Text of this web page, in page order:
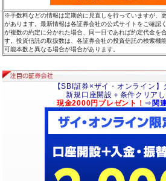
※手数料などの情報は定期的に見直しを行っていますが、
があります。最新情報は各証券会社の公式サイトをご確認
が複数の約定に分かれた場合、同一日であれば約定代金を
す。投資信託の取扱数は、各証券会社の投資信託の検索機
可能本数と異なる場合が場合があります。
【SBI証券×ザイ・オンライン
新規口座開設＋条件クリア
現金2000円プレゼント！ ⇒ 関